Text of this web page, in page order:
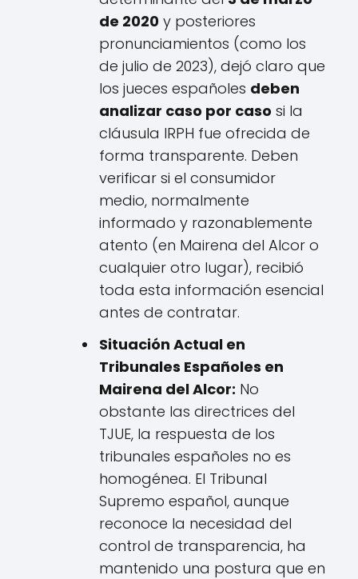
de 2020 y posteriores
pronunciamientos (como los
de julio de 2023), dejó claro que
los jueces españoles deben
analizar caso por caso si la
cláusula IRPH fue ofrecida de
forma transparente. Deben
verificar si el consumidor
medio, normalmente
informado y razonablemente
atento (en Mairena del Alcor o
cualquier otro lugar), recibió
toda esta información esencial
antes de contratar.
Situación Actual en
Tribunales Españoles en
Mairena del Alcor: No
obstante las directrices del
TJUE, la respuesta de los
tribunales españoles no es
homogénea. El Tribunal
Supremo español, aunque
reconoce la necesidad del
control de transparencia, ha
mantenido una postura que en